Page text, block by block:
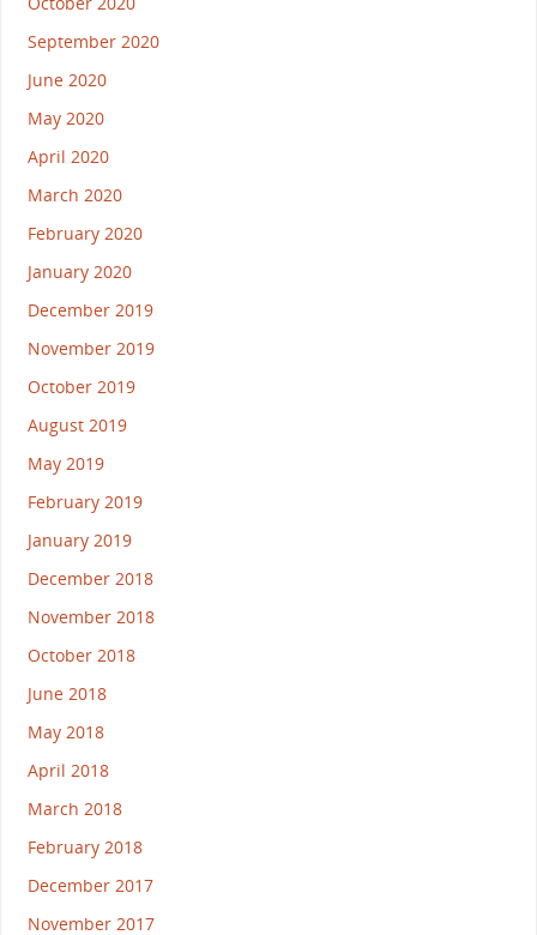
September 2020
June 2020
May 2020
April 2020
March 2020
February 2020
January 2020
December 2019
November 2019
October 2019
August 2019
May 2019
February 2019
January 2019
December 2018
November 2018
October 2018
June 2018
May 2018
April 2018
March 2018
February 2018
December 2017
November 2017